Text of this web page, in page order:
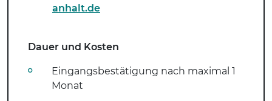
anhalt.de
Dauer und Kosten
Eingangsbestätigung nach maximal 1
Monat